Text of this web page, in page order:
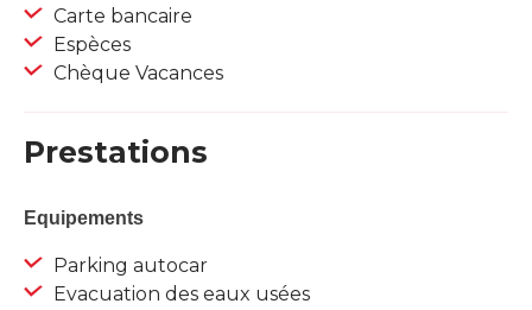
Carte bancaire
Espèces
Chèque Vacances
Prestations
Equipements
Parking autocar
Evacuation des eaux usées